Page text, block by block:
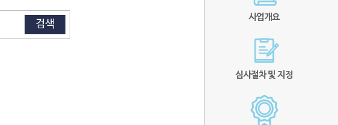
검색
사업개요
심사절차 및 지정